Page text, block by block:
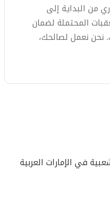
من البداية إلى
المحتملة لضمان
نحن نعمل لصالحك،
في الإمارات العربية